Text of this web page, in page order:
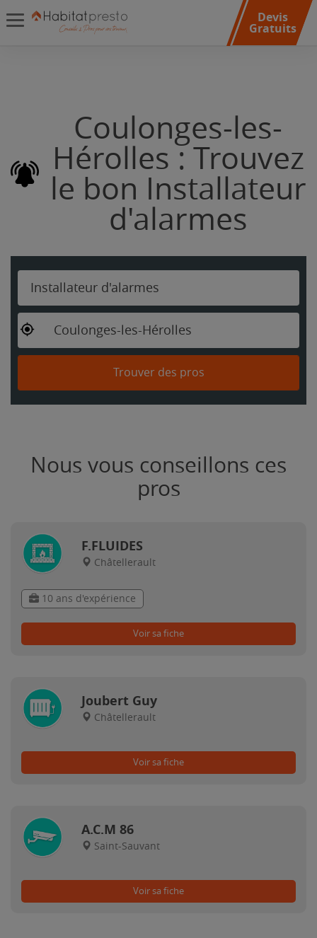
Devis
Gratuits
Coulonges-les-
Hérolles : Trouvez
le bon Installateur
d'alarmes
Installateur d'alarmes
Coulonges-les-Hérolles
Trouver des pros
Nous vous conseillons ces
pros
F.FLUIDES
Châtellerault
10 ans d'expérience
Voir sa fiche
Joubert Guy
Châtellerault
Voir sa fiche
A.C.M 86
Saint-Sauvant
Voir sa fiche